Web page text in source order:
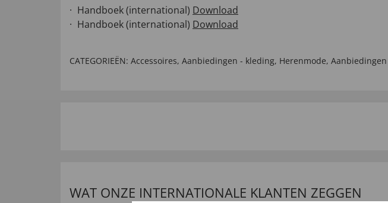
Handboek (international) Download
Handboek (international) Download
CATEGORIEËN: Accessoires, Aanbiedingen - kleding, Herenmode, Aanbiedingen
WAT ONZE INTERNATIONALE KLANTEN ZEGGEN